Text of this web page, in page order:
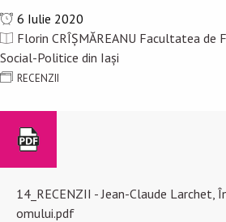
6 Iulie 2020
Florin CRÎȘMĂREANU Facultatea de
Social-Politice din Iași
RECENZII
14_RECENZII - Jean-Claude Larchet,
omului.pdf